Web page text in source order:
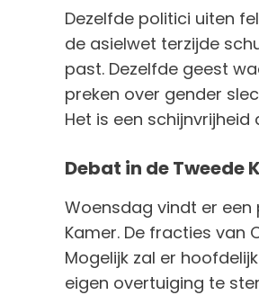
Dezelfde politici uiten
de asielwet terzijde
past. Dezelfde geest
preken over gender
Het is een
Debat in de Tweede
Woensdag vindt er
Kamer. De fracties van
Mogelijk zal er
eigen overtuiging te